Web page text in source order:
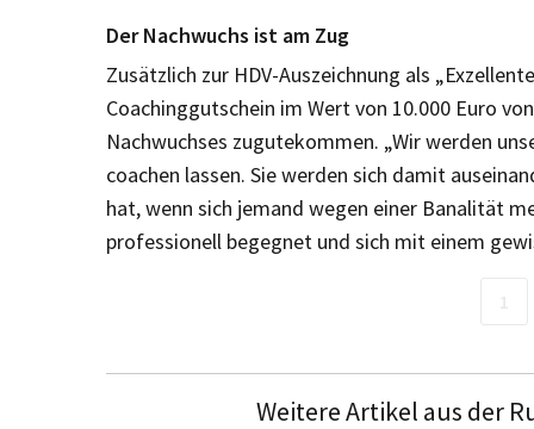
Der Nachwuchs ist am Zug
Zusätzlich zur HDV-Auszeichnung als
Coachinggutschein im Wert von 10.000 Euro
Nachwuchses zugutekommen. „Wir werden
coachen lassen. Sie werden sich damit
hat, wenn sich jemand wegen einer Banalität
professionell begegnet und sich mit einem
Weitere Artikel aus der